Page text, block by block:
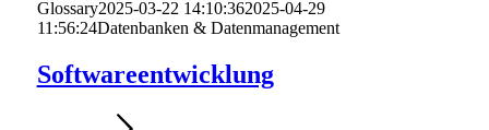
Glossary2025-03-22 14:10:362025-04-29
11:56:24Datenbanken & Datenmanagement
Softwareentwicklung